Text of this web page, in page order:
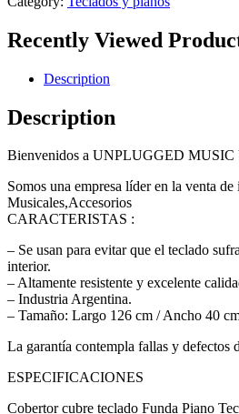
Recently Viewed
Description
Description
Bienvenidos a UNPLUGGED MUSIC
Somos una empresa líder en la venta de
Musicales,Accesorios
CARACTERISTAS :
– Se usan para evitar que el teclado
interior.
– Altamente resistente y excelente
– Industria Argentina.
– Tamaño: Largo 126 cm / Ancho 40
La garantía contempla fallas y defectos
ESPECIFICACIONES
Cobertor cubre teclado Funda Piano